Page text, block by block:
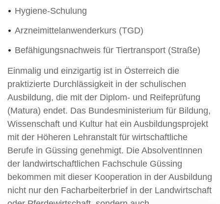
Hygiene-Schulung
Arzneimittelanwenderkurs (TGD)
Befähigungsnachweis für Tiertransport (Straße)
Einmalig und einzigartig ist in Österreich die
praktizierte Durchlässigkeit in der schulischen
Ausbildung, die mit der Diplom- und Reifeprüfung
(Matura) endet. Das Bundesministerium für Bildung,
Wissenschaft und Kultur hat ein Ausbildungsprojekt
mit der Höheren Lehranstalt für wirtschaftliche
Berufe in Güssing genehmigt. Die AbsolventInnen
der landwirtschaftlichen Fachschule Güssing
bekommen mit dieser Kooperation in der Ausbildung
nicht nur den Facharbeiterbrief in der Landwirtschaft